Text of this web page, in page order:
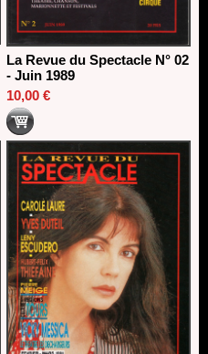
La Revue du Spectacle N° 02
- Juin 1989
10,00 €